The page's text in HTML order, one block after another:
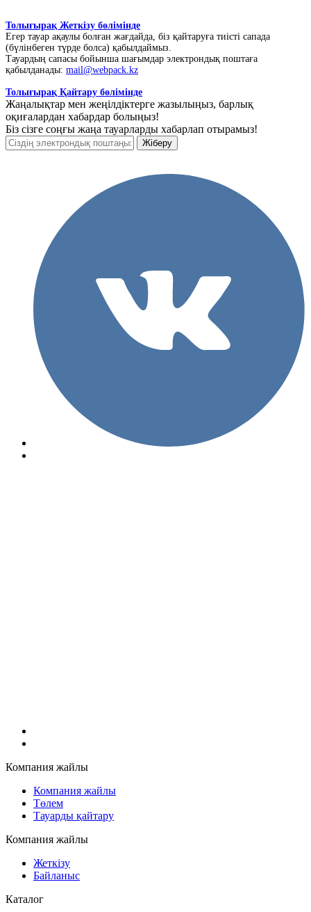
Толығырақ Жеткізу бөлімінде
Егер тауар ақаулы болған жағдайда, біз қайтаруға тиісті сапада
(бүлінбеген түрде болса) қабылдаймыз.
Тауардың сапасы бойынша шағымдар электрондық поштаға
қабылданады: mail@webpack.kz
Толығырақ Қайтару бөлімінде
Жаңалықтар мен жеңілдіктерге жазылыңыз, барлық
оқиғалардан хабардар болыңыз!
Біз сізге соңғы жаңа тауарларды хабарлап отырамыз!
Компания жайлы
Компания жайлы
Төлем
Тауарды қайтару
Компания жайлы
Жеткізу
Байланыс
Каталог